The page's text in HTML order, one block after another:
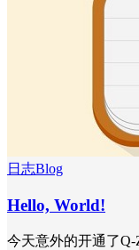
日志Blog
Hello, World!
今天意外的开通了